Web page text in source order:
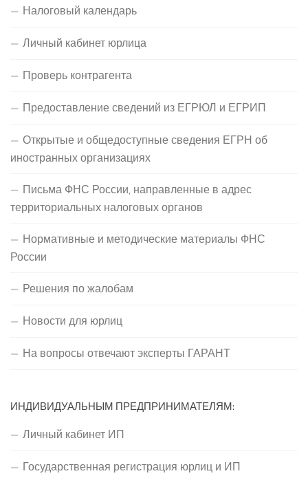
Налоговый календарь
Личный кабинет юрлица
Проверь контрагента
Предоставление сведений из ЕГРЮЛ и ЕГРИП
Открытые и общедоступные сведения ЕГРН об
иностранных организациях
Письма ФНС России, направленные в адрес
территориальных налоговых органов
Нормативные и методические материалы ФНС
России
Решения по жалобам
Новости для юрлиц
На вопросы отвечают эксперты ГАРАНТ
ИНДИВИДУАЛЬНЫМ ПРЕДПРИНИМАТЕЛЯМ:
Личный кабинет ИП
Государственная регистрация юрлиц и ИП